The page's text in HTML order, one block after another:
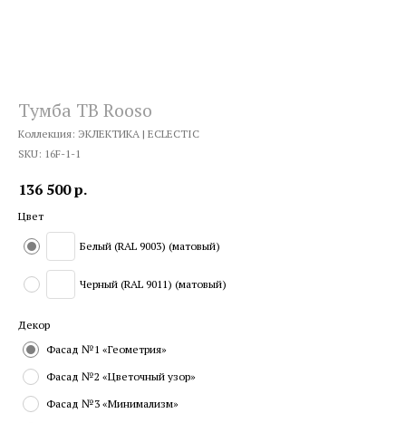
Тумба ТВ Rooso
Коллекция: ЭКЛЕКТИКА | ECLECTIC
SKU: 16F-1-1
136 500р.
Цвет
Белый (RAL 9003) (матовый)
Черный (RAL 9011) (матовый)
Декор
Фасад №1 «Геометрия»
Фасад №2 «Цветочный узор»
Фасад №3 «Минимализм»